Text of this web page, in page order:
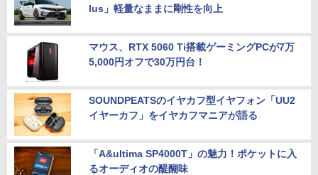
lus」軽量なままに剛性を向上
マウス、RTX 5060 Ti搭載ゲーミングPCが7万
5,000円オフで30万円台！
SOUNDPEATSのイヤカフ型イヤフォン「UU2
イヤーカフ」をイヤカフマニアが語る
「A&ultima SP4000T」の魅力！ポケットに入
るオーディオの醍醐味